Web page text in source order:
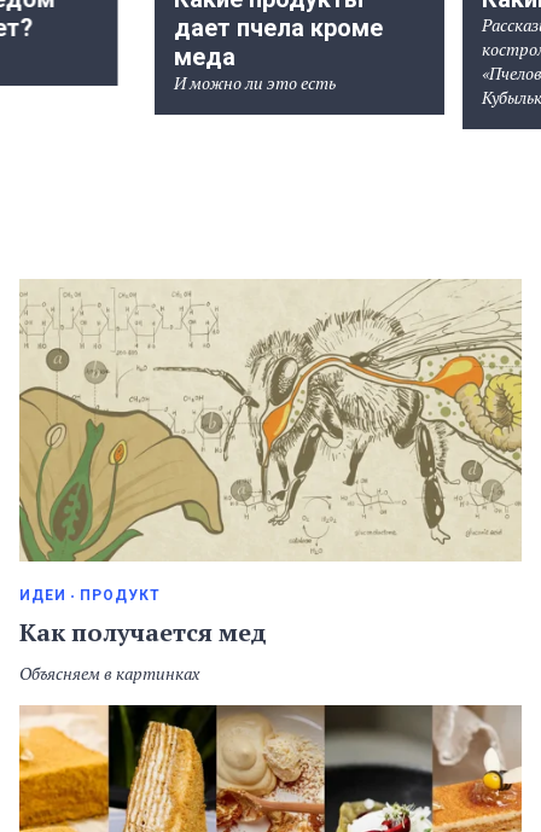
дает пчела кроме
меда
И можно ли это есть
ИДЕИ ПРОДУКТ
Как получается мед
Объясняем в картинках